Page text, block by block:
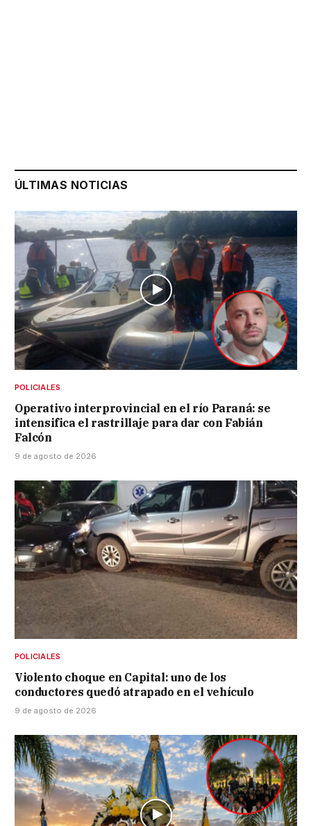
ÚLTIMAS NOTICIAS
POLICIALES
Operativo interprovincial en el río Paraná: se
intensifica el rastrillaje para dar con Fabián
Falcón
9 de agosto de 2026
POLICIALES
Violento choque en Capital: uno de los
conductores quedó atrapado en el vehículo
9 de agosto de 2026